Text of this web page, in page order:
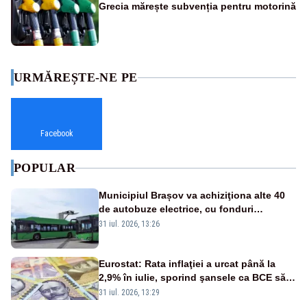
Grecia mărește subvenția pentru motorină
URMĂREȘTE-NE PE
Facebook
POPULAR
Municipiul Brașov va achiziţiona alte 40
de autobuze electrice, cu fonduri
europene
31 iul. 2026, 13:26
Eurostat: Rata inflaţiei a urcat până la
2,9% în iulie, sporind şansele ca BCE să
majoreze dobânda
31 iul. 2026, 13:29